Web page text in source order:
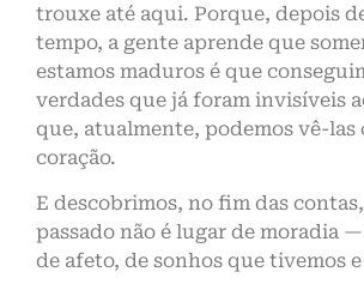
trouxe até aqui. Porque, depois
tempo, a gente aprende que
estamos maduros é que
verdades que já foram invisíveis
que, atualmente, podemos vê-las
coração.
E descobrimos, no fim das
passado não é lugar de moradia
de afeto, de sonhos que tivemos